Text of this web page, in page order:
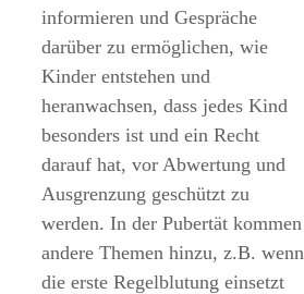
informieren und Gespräche
darüber zu ermöglichen, wie
Kinder entstehen und
heranwachsen, dass jedes Kind
besonders ist und ein Recht
darauf hat, vor Abwertung und
Ausgrenzung geschützt zu
werden. In der Pubertät kommen
andere Themen hinzu, z.B. wenn
die erste Regelblutung einsetzt